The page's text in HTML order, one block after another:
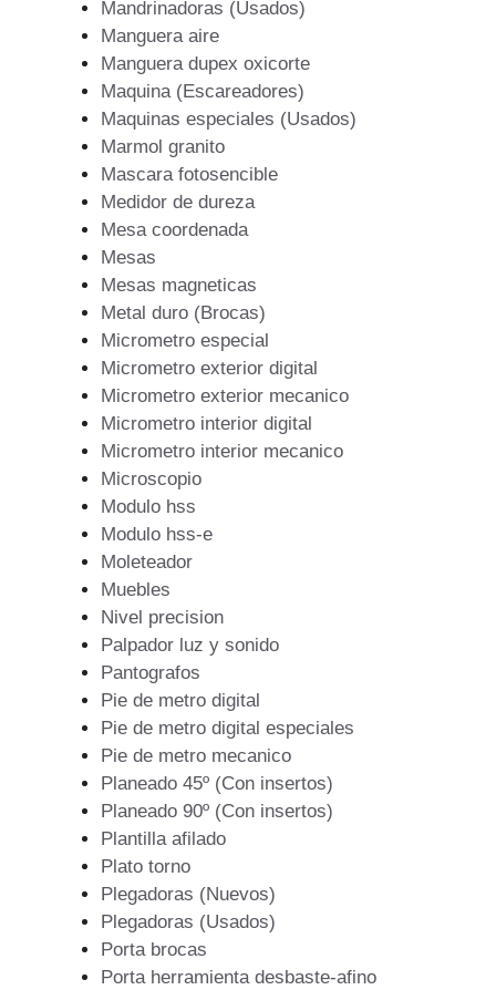
Mandrinadoras (Usados)
Manguera aire
Manguera dupex oxicorte
Maquina (Escareadores)
Maquinas especiales (Usados)
Marmol granito
Mascara fotosencible
Medidor de dureza
Mesa coordenada
Mesas
Mesas magneticas
Metal duro (Brocas)
Micrometro especial
Micrometro exterior digital
Micrometro exterior mecanico
Micrometro interior digital
Micrometro interior mecanico
Microscopio
Modulo hss
Modulo hss-e
Moleteador
Muebles
Nivel precision
Palpador luz y sonido
Pantografos
Pie de metro digital
Pie de metro digital especiales
Pie de metro mecanico
Planeado 45º (Con insertos)
Planeado 90º (Con insertos)
Plantilla afilado
Plato torno
Plegadoras (Nuevos)
Plegadoras (Usados)
Porta brocas
Porta herramienta desbaste-afino